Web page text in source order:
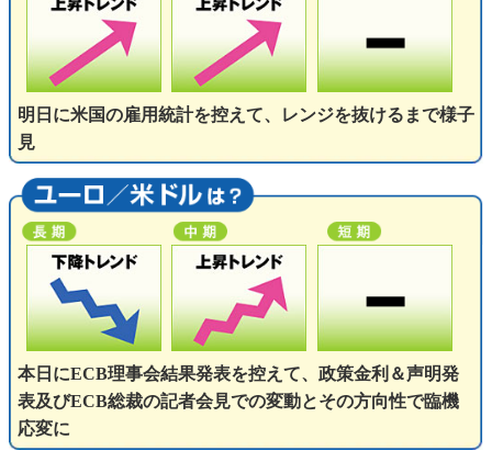
明日に米国の雇用統計を控えて、レンジを抜けるまで様子
見
本日にECB理事会結果発表を控えて、政策金利＆声明発
表及びECB総裁の記者会見での変動とその方向性で臨機
応変に